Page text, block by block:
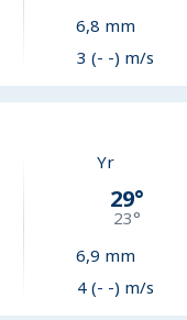
6,8 mm
3 (- -) m/s
Yr
29°
23°
6,9 mm
4 (- -) m/s